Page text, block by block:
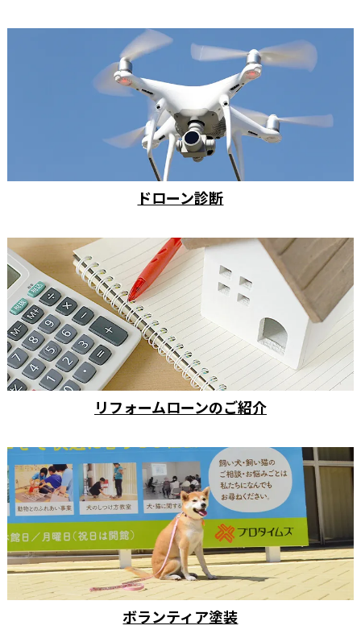
ドローン診断
リフォームローンのご紹介
ボランティア塗装